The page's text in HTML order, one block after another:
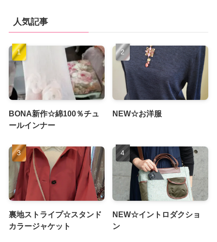
人気記事
BONA新作☆綿100％チュ
ールインナー
NEW☆お洋服
裏地ストライプ☆スタンド
カラージャケット
NEW☆イントロダクショ
ン